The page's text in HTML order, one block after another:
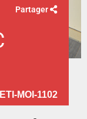
Partager
MOI-1102